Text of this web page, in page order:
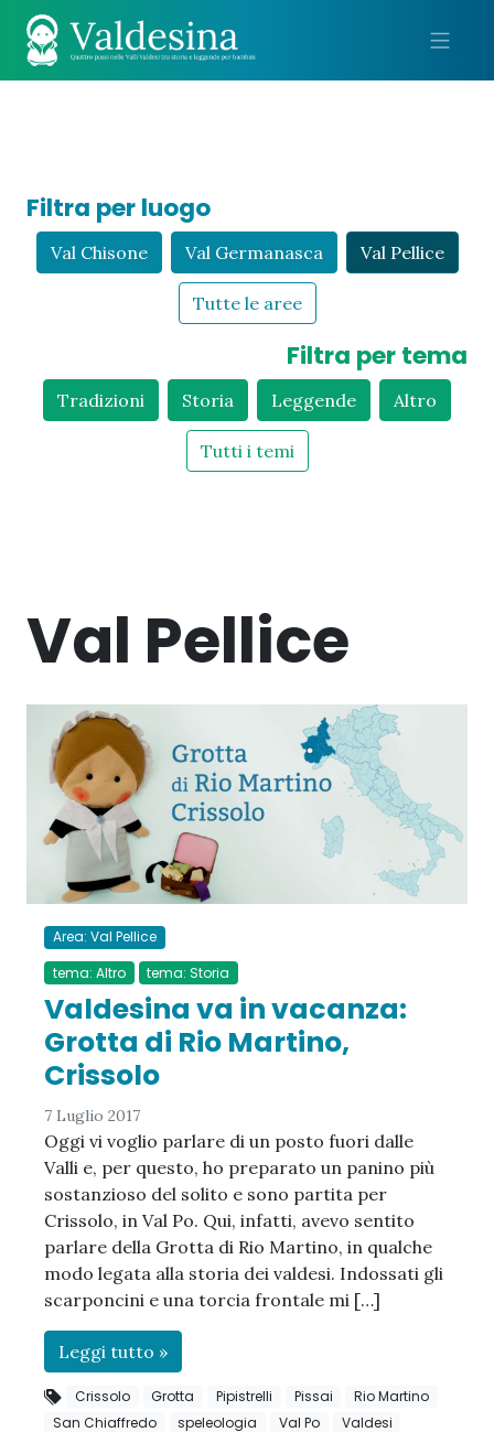
Filtra per luogo
Val Chisone Val Germanasca Val Pellice
Tutte le aree
Filtra per tema
Tradizioni Storia Leggende Altro
Tutti i temi
Val Pellice
Area: Val Pellice
tema: Altro
tema: Storia
Valdesina va in vacanza:
Grotta di Rio Martino,
Crissolo
7 Luglio 2017
Oggi vi voglio parlare di un posto fuori dalle
Valli e, per questo, ho preparato un panino più
sostanzioso del solito e sono partita per
Crissolo, in Val Po. Qui, infatti, avevo sentito
parlare della Grotta di Rio Martino, in qualche
modo legata alla storia dei valdesi. Indossati gli
scarponcini e una torcia frontale mi […]
Leggi tutto »
Crissolo Grotta Pipistrelli Pissai
Rio Martino
San Chiaffredo
speleologia Val Po Valdesi